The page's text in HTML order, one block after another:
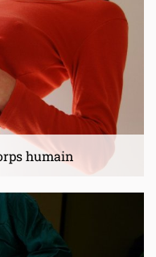
humain